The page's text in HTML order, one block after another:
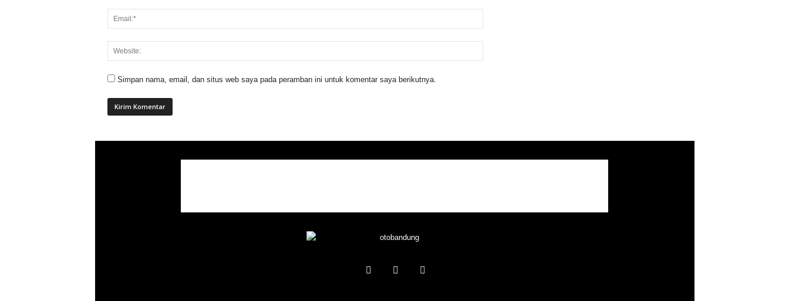
Simpan nama, email, dan situs web saya pada peramban ini untuk komentar saya berikutnya.